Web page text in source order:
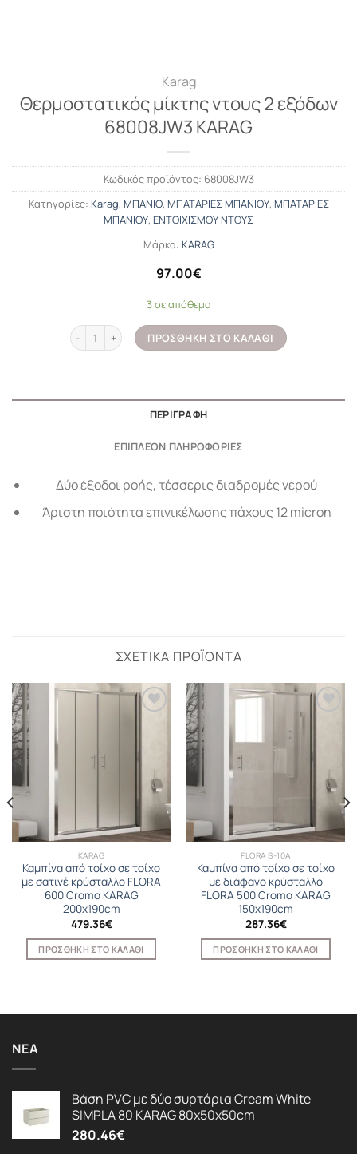
Karag
Θερμοστατικός μίκτης ντους 2 εξόδων
68008JW3 KARAG
Κωδικός προϊόντος: 68008JW3
Κατηγορίες: Karag, ΜΠΑΝΙΟ, ΜΠΑΤΑΡΙΕΣ ΜΠΑΝΙΟΥ, ΜΠΑΤΑΡΙΕΣ
ΜΠΑΝΙΟΥ, ΕΝΤΟΙΧΙΣΜΟΥ ΝΤΟΥΣ
Μάρκα: KARAG
97.00€
3 σε απόθεμα
Θερμοστατικός μίκτης ντους 2 εξόδων 68008JW3 KARAG
ΠΡΟΣΘΉΚΗ ΣΤΟ ΚΑΛΆΘΙ
ΠΕΡΙΓΡΑΦΉ
ΕΠΙΠΛΈΟΝ ΠΛΗΡΟΦΟΡΊΕΣ
Δύο έξοδοι ροής, τέσσερις διαδρομές νερού
Άριστη ποιότητα επινικέλωσης πάχους 12 micron
ΣΧΕΤΙΚΆ ΠΡΟΪΌΝΤΑ
KARAG
Καμπίνα από τοίχο σε τοίχο
με σατινέ κρύσταλλο FLORA
600 Cromo KARAG
200x190cm
479.36€
ΠΡΟΣΘΉΚΗ ΣΤΟ ΚΑΛΆΘΙ
FLORA S-10A
Καμπίνα από τοίχο σε τοίχο
με διάφανο κρύσταλλο
FLORA 500 Cromo KARAG
150x190cm
287.36€
ΠΡΟΣΘΉΚΗ ΣΤΟ ΚΑΛΆΘΙ
ΝΈΑ
Βάση PVC με δύο συρτάρια Cream White
SIMPLA 80 KARAG 80x50x50cm
280.46€